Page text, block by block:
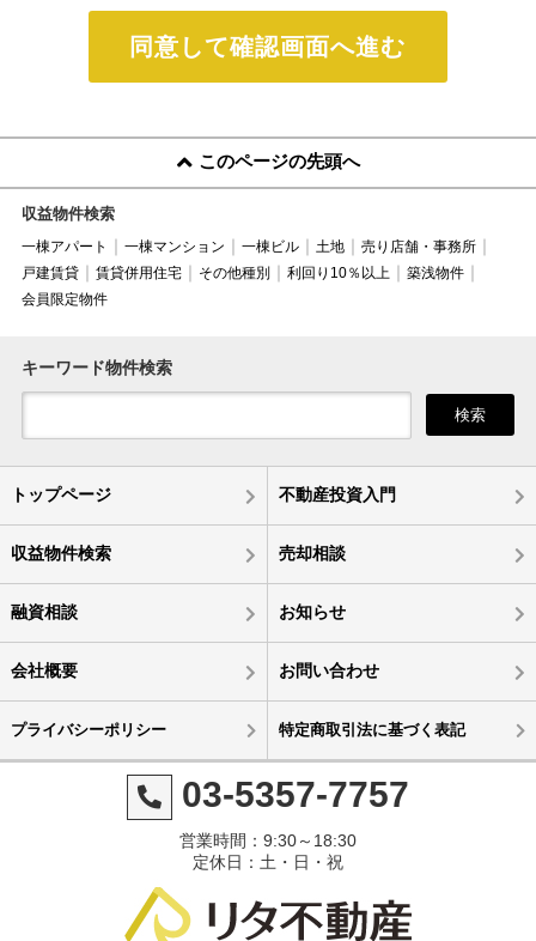
同意して確認画面へ進む
このページの先頭へ
収益物件検索
一棟アパート 一棟マンション 一棟ビル 土地
売り店舗・事務所
戸建賃貸
賃貸併用住宅 その他種別 利回り10％以上
築浅物件
会員限定物件
キーワード物件検索
検索
トップページ 不動産投資入門
収益物件検索 売却相談
融資相談 お知らせ
会社概要 お問い合わせ
プライバシーポリシー 特定商取引法に基づく表記
03-5357-7757
営業時間：9:30～18:30
定休日：土・日・祝